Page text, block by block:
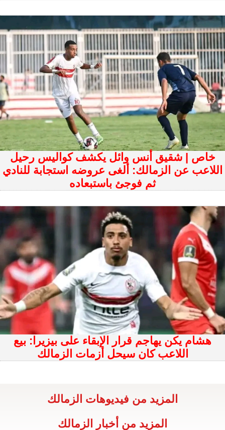
خاص | شقيق أنس وائل يكشف كواليس رحيل
اللاعب عن الزمالك: ألغى عروضه استجابة للنادي
ثم فوجئ باستبعاده
هشام يكن يهاجم قرار الإبقاء على بيزيرا: بيع
اللاعب كان سيحل أزمات الزمالك
المزيد من فيديوهات الزمالك
المزيد من أخبار الزمالك